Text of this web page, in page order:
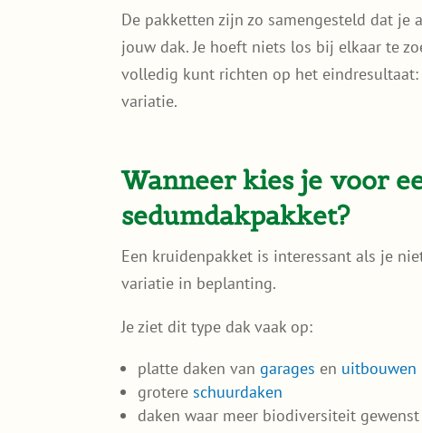
De pakketten zijn zo samengesteld dat
jouw dak. Je hoeft niets los bij elkaar te
volledig kunt richten op het
variatie.
Wanneer kies je voor
sedumdakpakket?
Een kruidenpakket is interessant als je
variatie in beplanting.
Je ziet dit type dak vaak op:
platte daken vangarages en uitbouwen
grotereschuurdaken
daken waar meer biodiversiteit